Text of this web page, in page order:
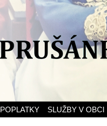
POPLATKY SLUŽBY V OBCI